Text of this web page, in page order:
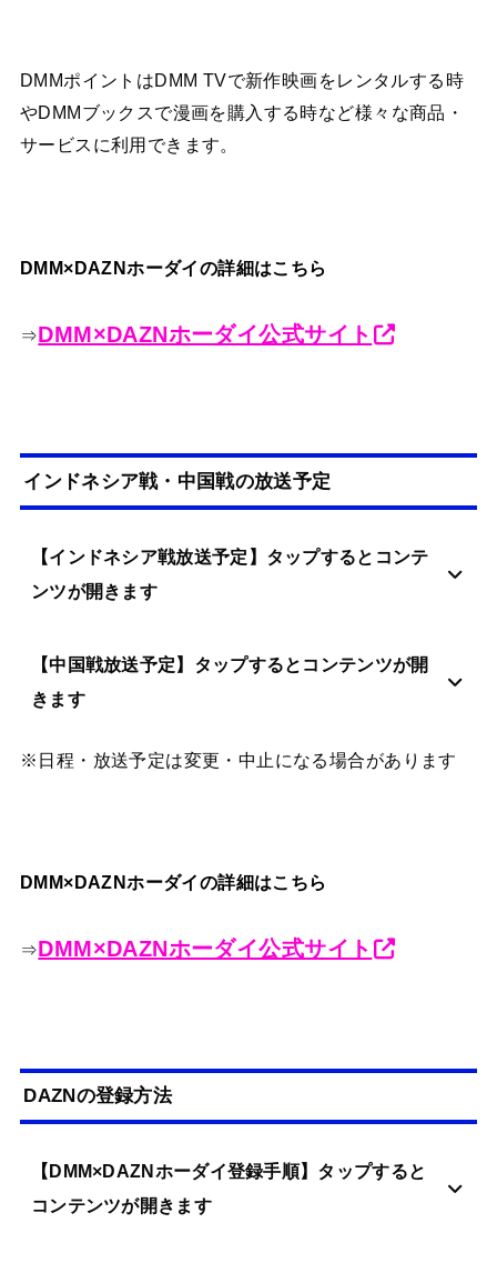
DMMポイントはDMM TVで新作映画をレンタルする時
やDMMブックスで漫画を購入する時など様々な商品・
サービスに利用できます。
DMM×DAZNホーダイの詳細はこちら
⇒DMM×DAZNホーダイ公式サイト
インドネシア戦・中国戦の放送予定
【インドネシア戦放送予定】タップするとコンテ
ンツが開きます
【中国戦放送予定】タップするとコンテンツが開
きます
※日程・放送予定は変更・中止になる場合があります
DMM×DAZNホーダイの詳細はこちら
⇒DMM×DAZNホーダイ公式サイト
DAZNの登録方法
【DMM×DAZNホーダイ登録手順】タップすると
コンテンツが開きます